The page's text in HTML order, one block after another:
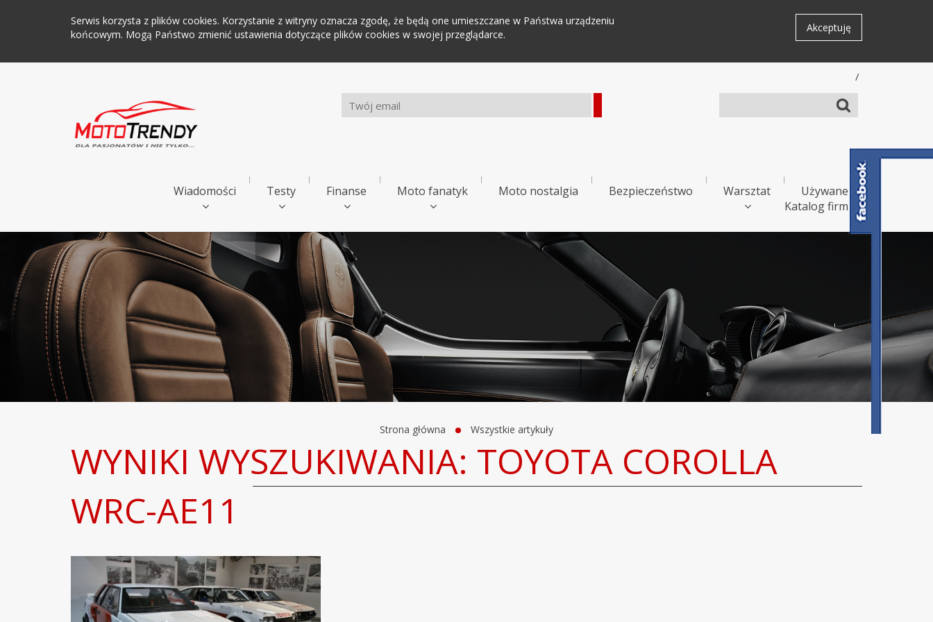
Serwis korzysta z plików cookies. Korzystanie z witryny oznacza zgodę, że będą one umieszczane w Państwa urządzeniu
końcowym. Mogą Państwo zmienić ustawienia dotyczące plików cookies w swojej przeglądarce.
Akceptuję
/
Wiadomości Testy Finanse Moto fanatyk Moto nostalgia Bezpieczeństwo Warsztat
Używane
Katalog firm
Strona główna Wszystkie artykuły
WYNIKI WYSZUKIWANIA: TOYOTA COROLLA
WRC-AE11